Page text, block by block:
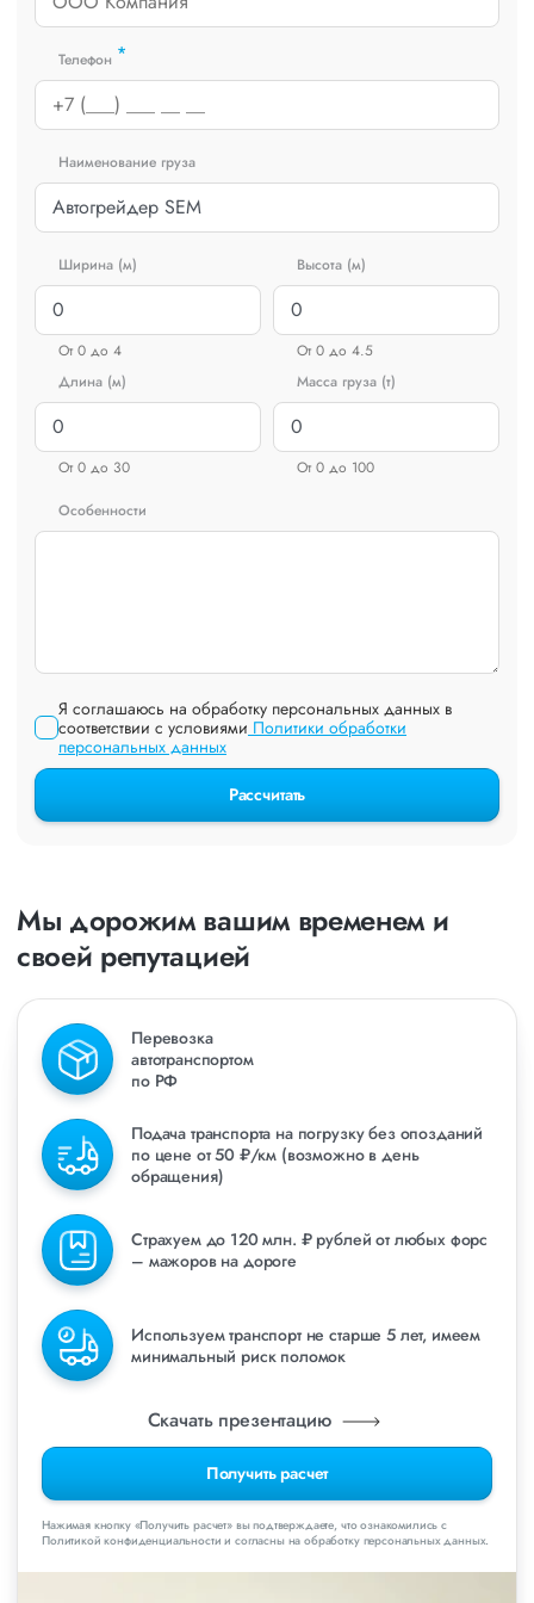
Телефон *
Наименование груза
Ширина (м)
От 0 до 4
Высота (м)
От 0 до 4.5
Длина (м)
От 0 до 30
Масса груза (т)
От 0 до 100
Особенности
Я соглашаюсь на обработку персональных данных в
соответствии с условиями Политики обработки
персональных данных
Рассчитать
Мы дорожим вашим временем и
своей репутацией
Перевозка
автотранспортом
по РФ
Подача транспорта на погрузку без опозданий
по цене от 50 ₽/км (возможно в день
обращения)
Страхуем до 120 млн. ₽ рублей от любых форс
– мажоров на дороге
Используем транспорт не старше 5 лет, имеем
минимальный риск поломок
Получить расчет
Скачать презентацию
Нажимая кнопку «Получить расчет» вы подтверждаете, что ознакомились с
Политикой конфиденциальности и согласны на обработку персональных данных.